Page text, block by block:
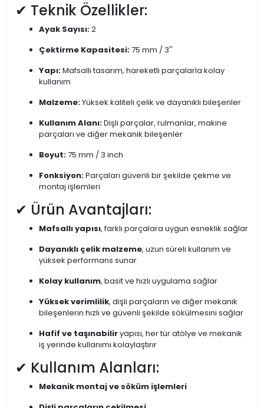
✔ Teknik Özellikler:
Ayak Sayısı:2
Çektirme Kapasitesi:75 mm / 3''
Yapı:Mafsallı tasarım, hareketli parçalarla kolay
kullanım
Malzeme:Yüksek kaliteli çelik ve dayanıklı bileşenler
Kullanım Alanı:Dişli parçalar, rulmanlar, makine
parçaları ve diğer mekanik bileşenler
Boyut:75 mm / 3 inch
Fonksiyon:Parçaları güvenli bir şekilde çekme ve
montaj işlemleri
✔ Ürün Avantajları:
Mafsallı yapısı, farklı parçalara uygun esneklik sağlar
Dayanıklı çelik malzeme, uzun süreli kullanım ve
yüksek performans sunar
Kolay kullanım, basit ve hızlı uygulama sağlar
Yüksek verimlilik, dişli parçaların ve diğer mekanik
bileşenlerin hızlı ve güvenli şekilde sökülmesini sağlar
Hafif ve taşınabiliryapısı, her tür atölye ve mekanik
iş yerinde kullanımı kolaylaştırır
✔ Kullanım Alanları:
Mekanik montaj ve söküm işlemleri